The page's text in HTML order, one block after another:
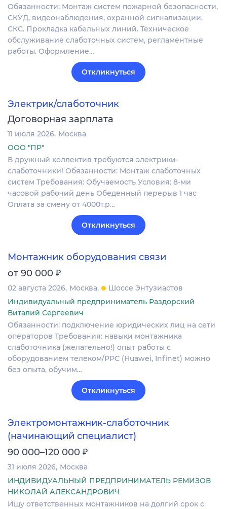
Обязанности: Монтаж систем пожарной безопасности,
СКУД, видеонаблюдения, охранной сигнализации,
СКС. Прокладка кабельных линий. Техническое
обслуживание слаботочных систем, регламентные
работы. Оформление…
Откликнуться
Электрик/слаботочник
Договорная зарплата
11 июля 2026 Москва
ООО "ПР"
В дружный коллектив требуются электрики-
слаботочники! Обязанности: Монтаж слаботочных
систем Требования: Обучаемость Условия: 8-ми
часовой рабочий день Обеденный перерыв 1 час
Оплата за смену от 4000т.р…
Откликнуться
Монтажник оборудования связи
от 90 000 ₽
02 августа 2026 Москва
Шоссе Энтузиастов
Индивидуальный предприниматель Раздорский
Виталий Сергеевич
Обязанности: подключение юридических лиц на сети
операторов Требования: навыки монтажника
слаботочника (желательно!) опыт работы с
оборудованием телеком/РРС (Huawei, Infinet) можно
без опыта, обучим…
Откликнуться
Электромонтажник-слаботочник
(начинающий специалист)
90 000–120 000 ₽
31 июля 2026 Москва
ИНДИВИДУАЛЬНЫЙ ПРЕДПРИНИМАТЕЛЬ РЕМИЗОВ
НИКОЛАЙ АЛЕКСАНДРОВИЧ
Ищу ответственных монтажников на долгий срок с